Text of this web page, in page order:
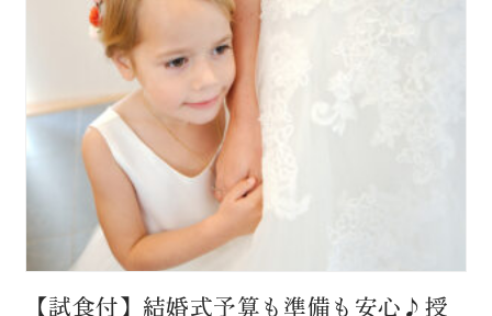
【試食付】結婚式予算も準備も安心♪授